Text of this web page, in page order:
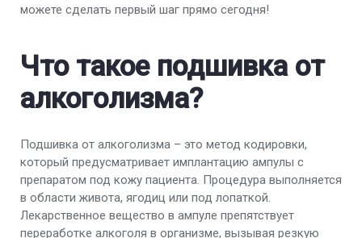
можете сделать первый шаг прямо сегодня!
Что такое подшивка от
алкоголизма?
Подшивка от алкоголизма – это метод кодировки,
который предусматривает имплантацию ампулы с
препаратом под кожу пациента. Процедура выполняется
в области живота, ягодиц или под лопаткой.
Лекарственное вещество в ампуле препятствует
переработке алкоголя в организме, вызывая резкую